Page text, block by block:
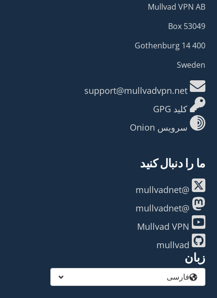
Mullvad VPN AB
Box 53049
400 14 Gothenburg
Sweden
کلید GPG
سرویس Onion
ما را دنبال کنید
@mullvadnet
@mullvadnet
زبان
فارسی